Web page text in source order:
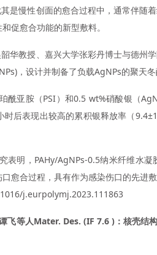
是慢性创面的愈合过程中，通常伴随
促愈合功能的新型敷料。
华教授、嘉兴大学张彩丹博士与德州
，设计并制备了负载AgNPs的聚天
酰亚胺（PSI）和0.5 wt%硝酸银（
时后表现出较高的累积银释放率（
表明，PAHy/AgNPs-0.5纳米纤维水
愈合过程，具有作为感染伤口的先进
j.eurpolymj.2023.111863
飞等人Mater. Des. (IF 7.6 )：核壳结